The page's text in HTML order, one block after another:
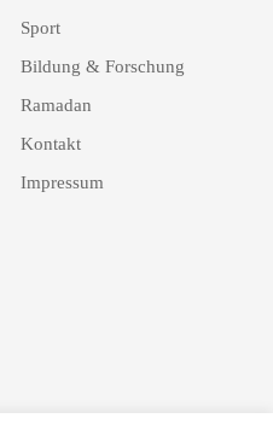
Sport
Bildung & Forschung
Ramadan
Kontakt
Impressum